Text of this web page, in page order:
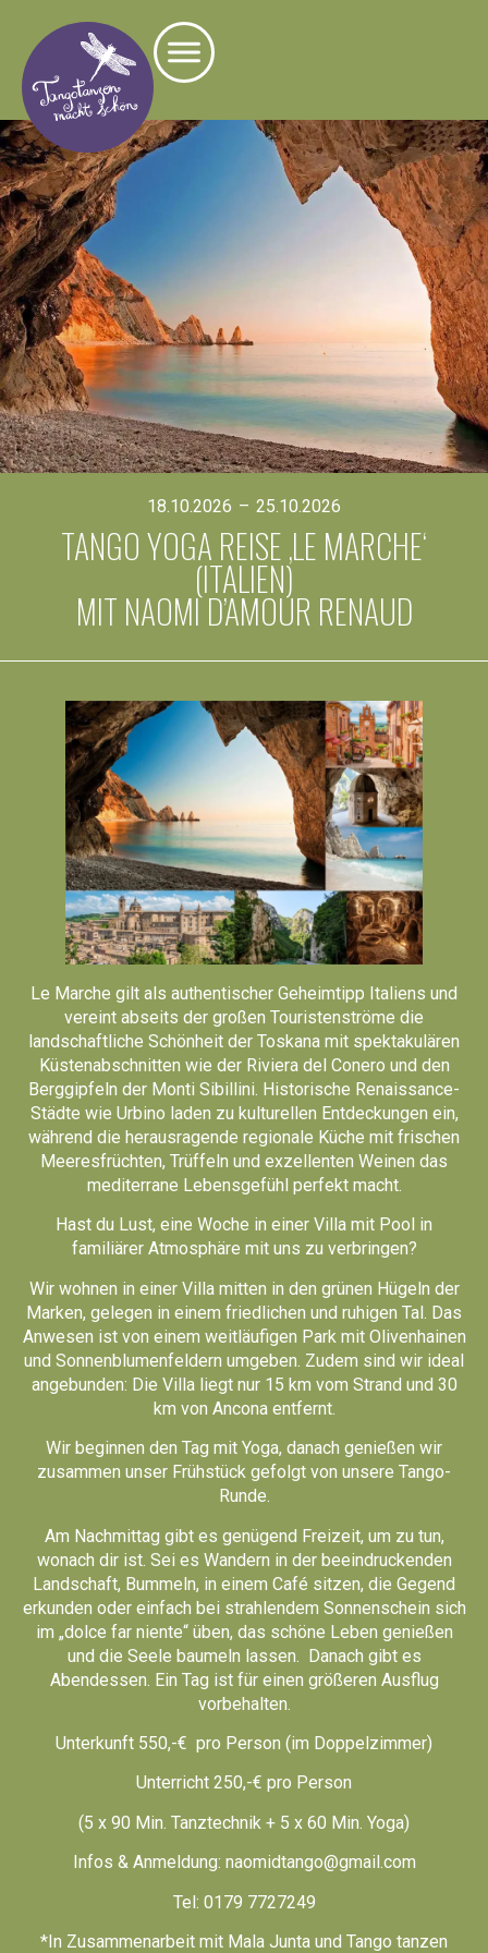
18.10.2026 – 25.10.2026
TANGO YOGA REISE ‚LE MARCHE‘
(ITALIEN)
MIT NAOMI D’AMOUR RENAUD
Le Marche gilt als authentischer Geheimtipp Italiens und
vereint abseits der großen Touristenströme die
landschaftliche Schönheit der Toskana mit spektakulären
Küstenabschnitten wie der Riviera del Conero und den
Berggipfeln der Monti Sibillini. Historische Renaissance-
Städte wie Urbino laden zu kulturellen Entdeckungen ein,
während die herausragende regionale Küche mit frischen
Meeresfrüchten, Trüffeln und exzellenten Weinen das
mediterrane Lebensgefühl perfekt macht.
Hast du Lust, eine Woche in einer Villa mit Pool in
familiärer Atmosphäre mit uns zu verbringen?
Wir wohnen in einer Villa mitten in den grünen Hügeln der
Marken, gelegen in einem friedlichen und ruhigen Tal. Das
Anwesen ist von einem weitläufigen Park mit Olivenhainen
und Sonnenblumenfeldern umgeben. Zudem sind wir ideal
angebunden: Die Villa liegt nur 15 km vom Strand und 30
km von Ancona entfernt.
Wir beginnen den Tag mit Yoga, danach genießen wir
zusammen unser Frühstück gefolgt von unsere Tango-
Runde.
Am Nachmittag gibt es genügend Freizeit, um zu tun,
wonach dir ist. Sei es Wandern in der beeindruckenden
Landschaft, Bummeln, in einem Café sitzen, die Gegend
erkunden oder einfach bei strahlendem Sonnenschein sich
im „dolce far niente“ üben, das schöne Leben genießen
und die Seele baumeln lassen. Danach gibt es
Abendessen. Ein Tag ist für einen größeren Ausflug
vorbehalten.
Unterkunft 550,-€ pro Person (im Doppelzimmer)
Unterricht 250,-€ pro Person
(5 x 90 Min. Tanztechnik + 5 x 60 Min. Yoga)
Infos & Anmeldung: naomidtango@gmail.com
Tel: 0179 7727249
*In Zusammenarbeit mit Mala Junta und Tango tanzen